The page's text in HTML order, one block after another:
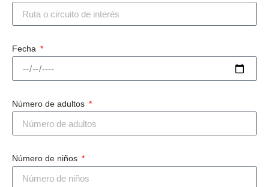
Fecha
Número de adultos
Número de niños